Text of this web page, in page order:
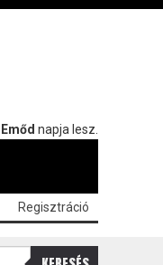
Emőd napja lesz.
Regisztráció